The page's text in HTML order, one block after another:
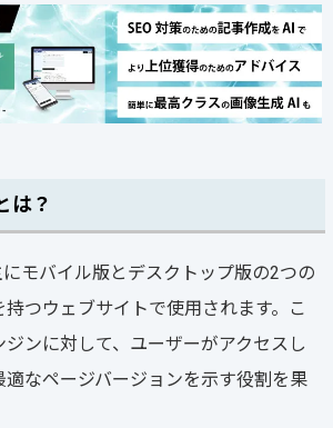
は？
モバイル版とデスクトップ版の2つの
つウェブサイトで使用されます。こ
ンに対して、ユーザーがアクセスし
なページバージョンを示す役割を果